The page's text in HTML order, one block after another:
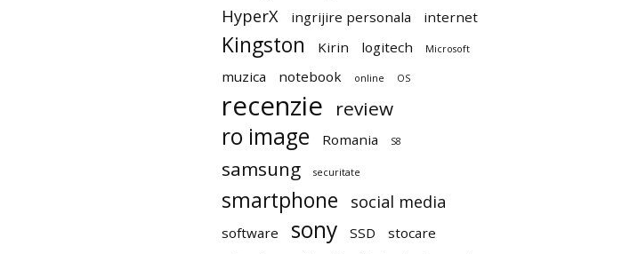
HyperX ingrijire personala internet
Kingston Kirin logitech Microsoft
muzica notebook online OS
recenzie review
ro image Romania S8
samsung securitate
smartphone social media
software sony SSD
stocare